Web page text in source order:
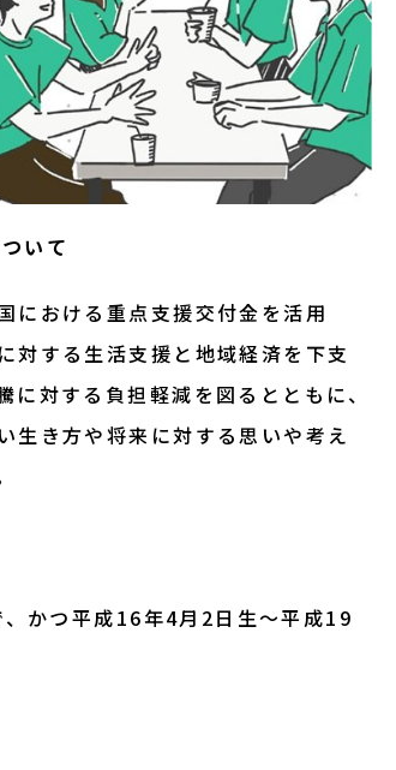
いて
における重点支援交付金を活用
対する生活支援と地域経済を下支
対する負担軽減を図るとともに、
生き方や将来に対する思いや考え
かつ平成16年4月2日生～平成19